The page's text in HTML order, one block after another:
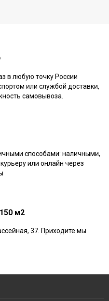
в любую точку России
или службой доставки,
самовывоза.
способами: наличными,
или онлайн через
м2
37. Приходите мы